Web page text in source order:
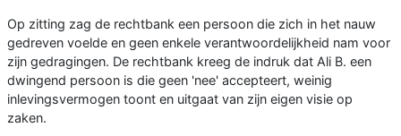
Op zitting zag de rechtbank een persoon die zich in het nauw
gedreven voelde en geen enkele verantwoordelijkheid nam voor
zijn gedragingen. De rechtbank kreeg de indruk dat Ali B. een
dwingend persoon is die geen 'nee' accepteert, weinig
inlevingsvermogen toont en uitgaat van zijn eigen visie op
zaken.